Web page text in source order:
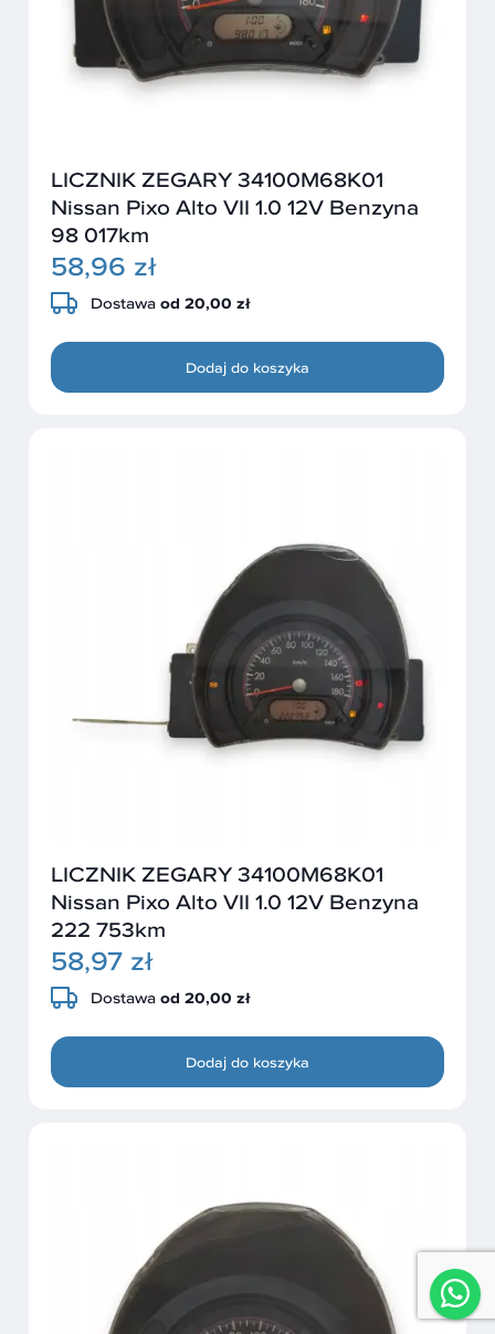
LICZNIK ZEGARY 34100M68K01
Nissan Pixo Alto VII 1.0 12V Benzyna
98 017km
58,96 zł
Dostawa od 20,00 zł
Dodaj do koszyka
LICZNIK ZEGARY 34100M68K01
Nissan Pixo Alto VII 1.0 12V Benzyna
222 753km
58,97 zł
Dostawa od 20,00 zł
Dodaj do koszyka